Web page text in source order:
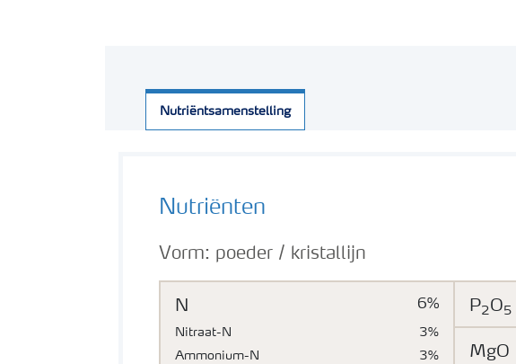
Nutriëntsamenstelling
Nutriënten
N 6%
Nitraat-N
3%
Ammonium-N
3%
P2 O5
MgO
Vorm: poeder / kristallijn